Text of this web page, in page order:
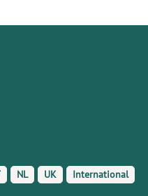
NL UK International